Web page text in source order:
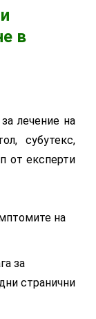
в
лечение на
субутекс,
от експерти
на
за
странични